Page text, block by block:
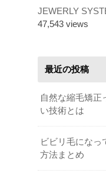
JEWERLY
47,543 views
最近の投稿
自然な縮毛矯正
い技術とは
ビビリ毛になっ
方法まとめ